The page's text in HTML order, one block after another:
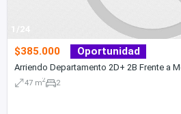
1/24
$385.000 Oportunidad
Arriendo Departamento 2D+ 2B Frente a
47 m2 2